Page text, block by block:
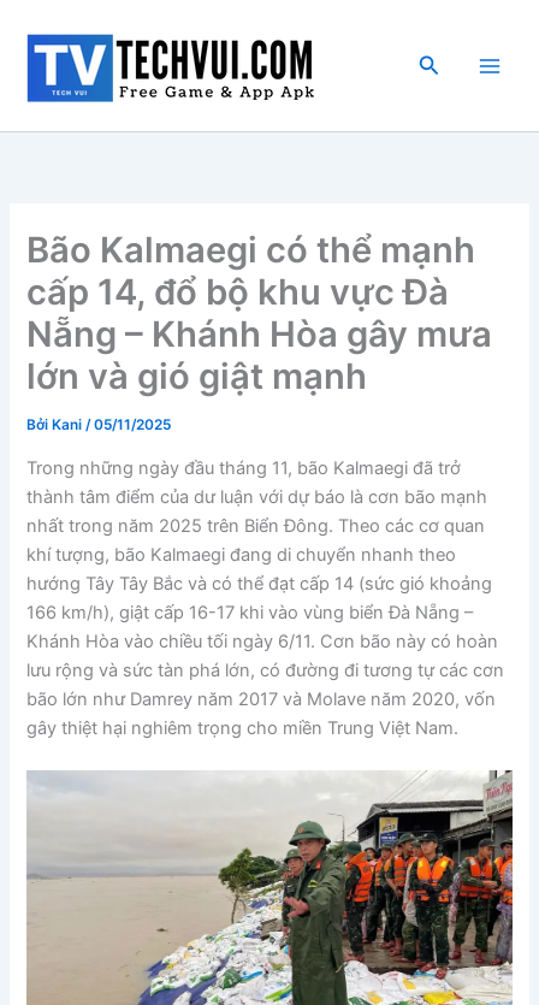
dung
Tìm
Bão Kalmaegi có thể mạnh
cấp 14, đổ bộ khu vực Đà
Nẵng – Khánh Hòa gây mưa
lớn và gió giật mạnh
Bởi Kani/05/11/2025
Trong những ngày đầu tháng 11, bão Kalmaegi đã trở
thành tâm điểm của dư luận với dự báo là cơn bão mạnh
nhất trong năm 2025 trên Biển Đông. Theo các cơ quan
khí tượng, bão Kalmaegi đang di chuyển nhanh theo
hướng Tây Tây Bắc và có thể đạt cấp 14 (sức gió khoảng
166 km/h), giật cấp 16-17 khi vào vùng biển Đà Nẵng –
Khánh Hòa vào chiều tối ngày 6/11. Cơn bão này có hoàn
lưu rộng và sức tàn phá lớn, có đường đi tương tự các cơn
bão lớn như Damrey năm 2017 và Molave năm 2020, vốn
gây thiệt hại nghiêm trọng cho miền Trung Việt Nam.